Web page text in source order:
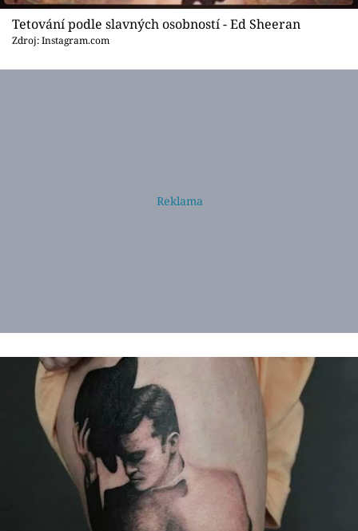
Tetování podle slavných osobností - Ed Sheeran
Zdroj: Instagram.com